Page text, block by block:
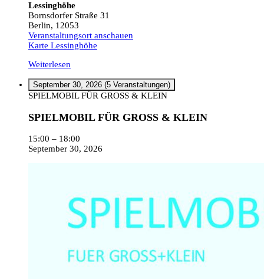
Lessinghöhe
Bornsdorfer Straße 31
Berlin, 12053
Veranstaltungsort anschauen
Karte Lessinghöhe
Weiterlesen
September 30, 2026 (5 Veranstaltungen)
SPIELMOBIL FÜR GROSS & KLEIN
SPIELMOBIL FÜR GROSS & KLEIN
15:00 – 18:00
September 30, 2026